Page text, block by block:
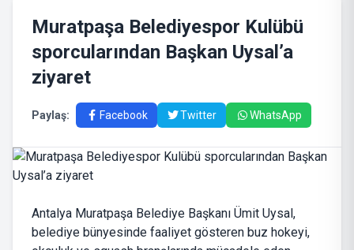
Muratpaşa Belediyespor Kulübü
sporcularından Başkan Uysal’a
ziyaret
Paylaş: Facebook Twitter WhatsApp
Antalya Muratpaşa Belediye Başkanı Ümit Uysal,
belediye bünyesinde faaliyet gösteren buz hokeyi,